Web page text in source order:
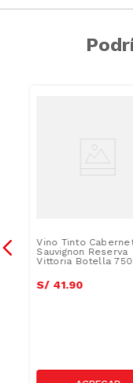
Vino Tinto
Sauvignon Reserva
Vittoria Botella
S/ 41.90